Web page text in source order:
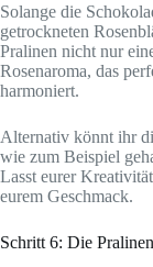
Solange die
getrockneten
Pralinen nicht nur
Rosenaroma, das
harmoniert.
Alternativ könnt ihr
wie zum Beispiel
Lasst eurer
eurem Geschmack.
Schritt 6: Die